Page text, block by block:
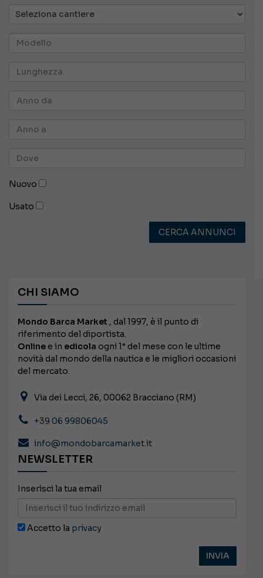
Nuovo
Usato
CERCA ANNUNCI
CHI SIAMO
Mondo Barca Market , dal 1997, è il punto di
riferimento del diportista.
Online e in edicola ogni 1° del mese con le ultime
novità dal mondo della nautica e le migliori occasioni
del mercato.
Via dei Lecci, 26, 00062 Bracciano (RM)
+39 06 99806045
info@mondobarcamarket.it
NEWSLETTER
Inserisci la tua email
Accetto la privacy